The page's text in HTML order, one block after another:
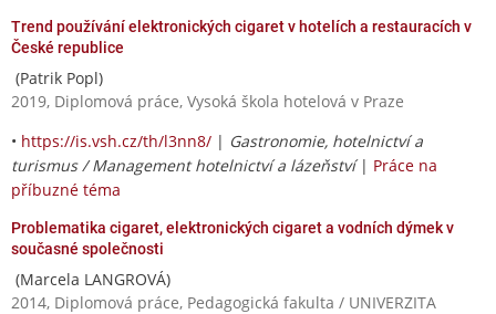
Trend používání elektronických cigaret v hotelích a restauracích v
České republice
(Patrik Popl)
2019, Diplomová práce, Vysoká škola hotelová v Praze
• https://is.vsh.cz/th/l3nn8/ | Gastronomie, hotelnictví a
turismus / Management hotelnictví a lázeňství| Práce na
příbuzné téma
Problematika cigaret, elektronických cigaret a vodních dýmek v
současné společnosti
(Marcela LANGROVÁ)
2014, Diplomová práce, Pedagogická fakulta / UNIVERZITA